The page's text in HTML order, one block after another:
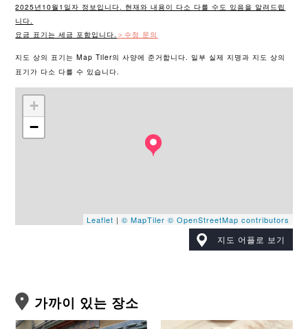
2025년10월1일자 정보입니다. 현재와 내용이 다소 다를 수도 있음을 알려드립
니다.
요금 표기는 세금 포함입니다. ＞수정 문의
지도 상의 표기는 Map Tiler의 사양에 준거합니다. 일부 실제 지명과 지도 상의
표기가 다소 다를 수 있습니다.
+
−
Leaflet | © MapTiler © OpenStreetMap contributors
지도 어플로 보기
가까이 있는 장소